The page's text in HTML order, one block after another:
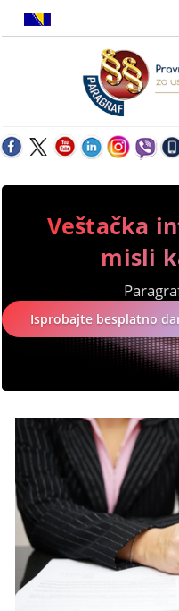
Veštačka
misli
Isprobajte besplatno